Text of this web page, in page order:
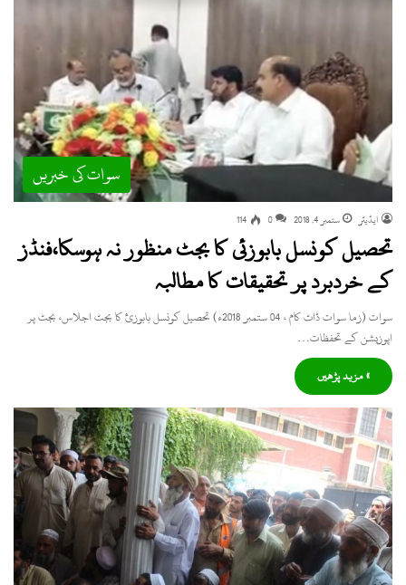
سوات کی خبریں
ایڈیٹر ستمبر 4, 2018 0
114
تحصیل کونسل بابوزئی کا بجٹ منظور نہ ہوسکا،فنڈز
کے خردبرد پر تحقیقات کا مطالبہ
سوات (زما سوات ڈاٹ کام ، 04 ستمبر 2018ء) تحصیل کونسل بابوزئ کا بجٹ اجلاس، بجٹ پر
اپوزیشن کے تحفظات…
» مزید پڑھیں